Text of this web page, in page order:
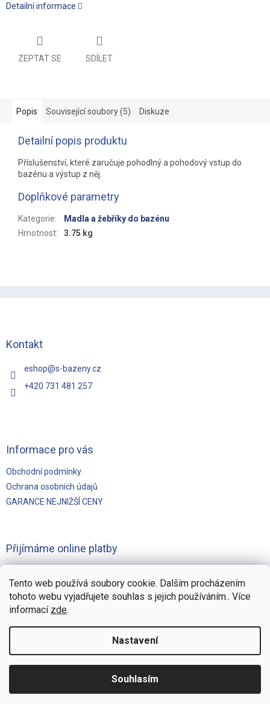
Tento web používá soubory cookie. Dalším procházením
tohoto webu vyjadřujete souhlas s jejich používáním.. Více
informací zde.
Nastavení
Souhlasím
Detailní informace
ZEPTAT SE SDÍLET
Popis Související soubory (5) Diskuze
Detailní popis produktu
Příslušenství, které zaručuje pohodlný a pohodový vstup do
bazénu a výstup z něj.
Doplňkové parametry
Kategorie:
Madla a žebříky do bazénu
Hmotnost: 3.75 kg
Kontakt
eshop@s-bazeny.cz
+420 731 481 257
Informace pro vás
Obchodní podmínky
Ochrana osobních údajů
GARANCE NEJNIŽŠÍ CENY
Přijímáme online platby
vyhrazena.